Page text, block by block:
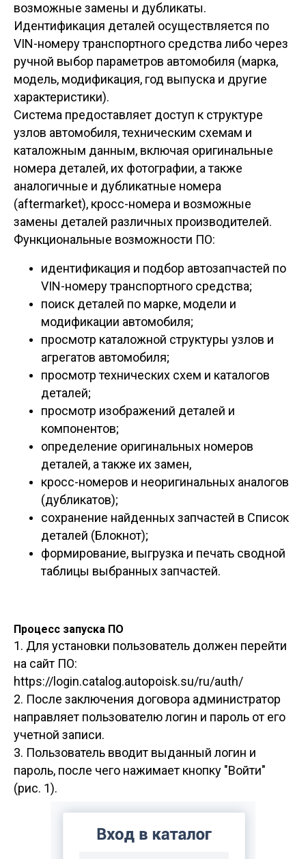
возможные замены и дубликаты.
Идентификация деталей осуществляется по
VIN-номеру транспортного средства либо через
ручной выбор параметров автомобиля (марка,
модель, модификация, год выпуска и другие
характеристики).
Система предоставляет доступ к структуре
узлов автомобиля, техническим схемам и
каталожным данным, включая оригинальные
номера деталей, их фотографии, а также
аналогичные и дубликатные номера
(aftermarket), кросс-номера и возможные
замены деталей различных производителей.
Функциональные возможности ПО:
идентификация и подбор автозапчастей по
VIN-номеру транспортного средства;
поиск деталей по марке, модели и
модификации автомобиля;
просмотр каталожной структуры узлов и
агрегатов автомобиля;
просмотр технических схем и каталогов
деталей;
просмотр изображений деталей и
компонентов;
определение оригинальных номеров
деталей, а также их замен,
кросс-номеров и неоригинальных аналогов
(дубликатов);
сохранение найденных запчастей в Список
деталей (Блокнот);
формирование, выгрузка и печать сводной
таблицы выбранных запчастей.
Процесс запуска ПО
1. Для установки пользователь должен перейти
на сайт ПО:
https://login.catalog.autopoisk.su/ru/auth/
2. После заключения договора администратор
направляет пользователю логин и пароль от его
учетной записи.
3. Пользователь вводит выданный логин и
пароль, после чего нажимает кнопку "Войти"
(рис. 1).